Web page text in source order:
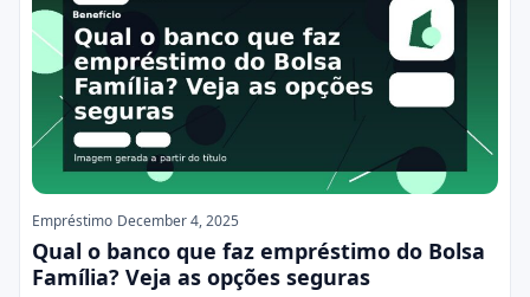
Empréstimo December 4, 2025
Qual o banco que faz empréstimo do Bolsa
Família? Veja as opções seguras